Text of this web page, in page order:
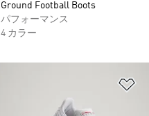
Ground Football Boots
パフォーマンス
4 カラー